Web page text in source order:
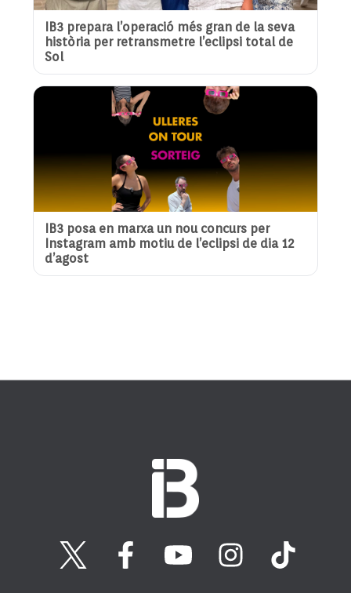
IB3 prepara l’operació més gran de la seva
història per retransmetre l’eclipsi total de
Sol
IB3 posa en marxa un nou concurs per
Instagram amb motiu de l’eclipsi de dia 12
d’agost